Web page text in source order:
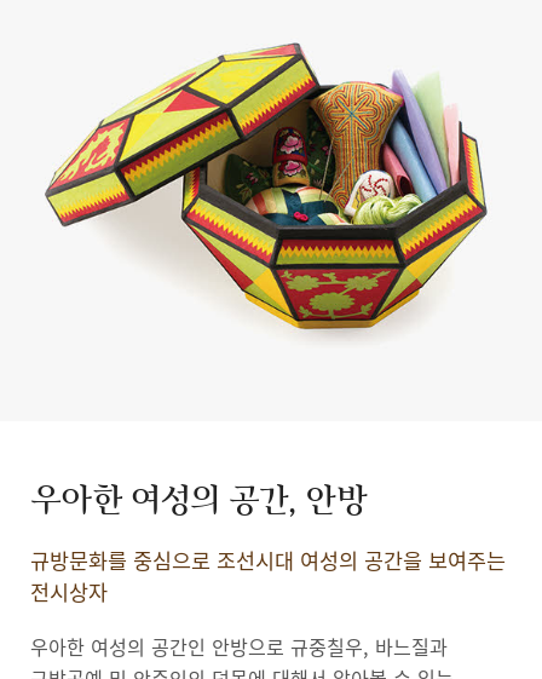
우아한 여성의 공간, 안방
규방문화를 중심으로 조선시대 여성의 공간을 보여주는
전시상자
우아한 여성의 공간인 안방으로 규중칠우, 바느질과